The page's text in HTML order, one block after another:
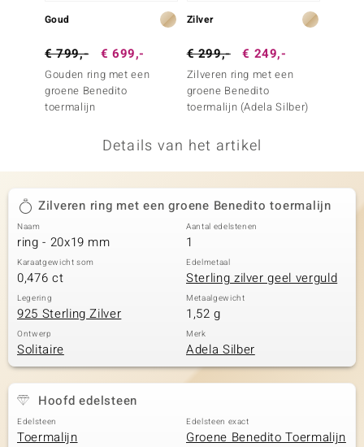
Collection
Goud
€ 799,- € 699,-
Gouden ring met een
groene Benedito
toermalijn
Zilver
€ 299,- € 249,-
Zilveren ring met een
groene Benedito
toermalijn (Adela Silber)
Details van het artikel
Zilveren ring met een groene Benedito toermalijn
Naam
ring - 20x19 mm
Aantal edelstenen
1
Karaatgewicht som
0,476 ct
Edelmetaal
Sterling zilver geel verguld
Legering
925 Sterling Zilver
Metaalgewicht
1,52 g
Ontwerp
Solitaire
Merk
Adela Silber
Hoofd edelsteen
Edelsteen
Toermalijn
Edelsteen exact
Groene Benedito Toermalijn